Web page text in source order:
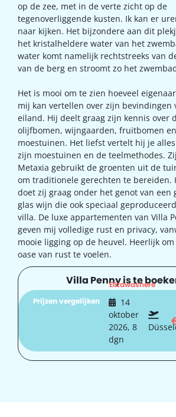
op de zee, met in de verte zicht op de
tegenoverliggende kusten. Ik kan er
naar kijken. Het bijzondere aan dit
het kristalheldere water van het
water komt namelijk rechtstreeks van
van de berg en stroomt zo het
Het is mooi om te zien hoeveel
mij kan vertellen over zijn bevindingen
eiland. Hij deelt graag zijn kennis over
olijfbomen, wijngaarden, fruitbomen en
moestuinen. Het liefst vertelt hij je
zijn moestuinen en de teelmethodes.
Metaxia gebruikt de groenten uit de
om traditionele gerechten te bereiden.
doet zij graag onder het genot van een
glas wijn die ook speciaal
villa. De luxe appartementen van Villa
geven mij volledige rust en privacy,
mooie ligging op de heuvel. Heerlijk om
oase van rust te voelen.
Villa Penny is te
Elizawashere
Prijzen vergelijken
14
oktober
2026, 8
dgn